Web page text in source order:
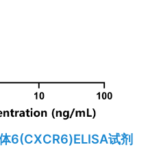
6(CXCR6)ELISA试剂